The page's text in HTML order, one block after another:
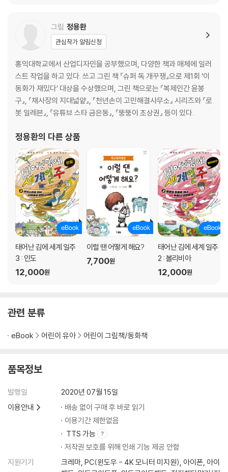
그림 정용환
관심작가 알림신청
홍익대학교에서 산업디자인을 공부했으며, 다양한 책과 매체에 일러
스트 작업을 하고 있다. 쓰고 그린 책 『슈퍼 독 개꾸쟁』으로 제1회 ‘이
동화가 재밌다’ 대상을 수상했으며, 그린 책으로는 『복제인간 윤봉
구』, 『채사장의 지대넓얕』, 『천년손이 고민해결사무소』 시리즈와 『로
봇 일레븐』, 『유튜브 스타 금은동』, 『뚱뚱이 초상권』 등이 있다.
정용환의 다른 상품
태어난 김에 세계 일주
3 : 인도
12,000원
이럴 땐 어떻게 해요?
7,700원
태어난 김에 세계 일주
2 : 볼리비아
12,000원
관련 분류
eBook 어린이 유아 어린이 그림책/동화책
품목정보
발행일
2020년 07월 15일
이용안내
배송 없이 구매 후 바로 읽기
이용기간 제한없음
TTS 가능
저작권 보호를 위해 인쇄 기능 제공 안함
지원기기
크레마, PC(윈도우 - 4K 모니터 미지원), 아이폰, 아이